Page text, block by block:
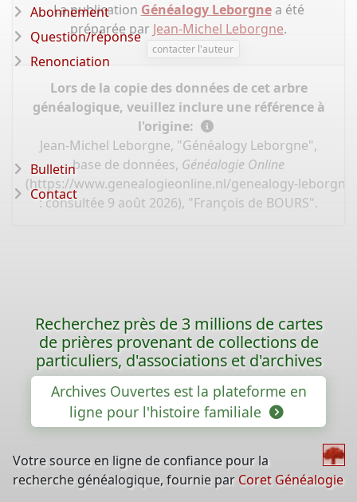
La publication Généalogy Leborgnea été
préparée par Jean-Michel Leborgne.
contacter l'auteur
Lors de la copie des données de cet arbre
généalogique, veuillez inclure une référence à
l'origine:
Jean-Michel Leborgne, "Généalogy Leborgne",
base de données, Généalogie Online
(https://www.genealogieonline.nl/genealogy-
: consultée 9 août 2026), "François de BOURS".
Abonnement
Question/réponse
Renonciation
Bulletin
Contact
Recherchez près de 3 millions de cartes
de prières provenant de collections de
particuliers, d'associations et d'archives
Archives Ouvertes est la plateforme en
ligne pour l'histoire familiale
Votre source en ligne de confiance pour la
recherche généalogique, fournie par Coret Généalogie